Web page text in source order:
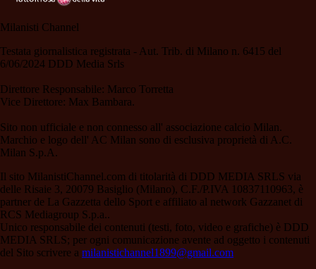
Milanisti Channel
Testata giornalistica registrata - Aut. Trib. di Milano n. 6415 del
6/06/2024 DDD Media Srls
Direttore Responsabile: Marco Torretta
Vice Direttore: Max Bambara.
Sito non ufficiale e non connesso all' associazione calcio Milan.
Marchio e logo dell' AC Milan sono di esclusiva proprietà di A.C.
Milan S.p.A.
Il sito MilanistiChannel.com di titolarità di DDD MEDIA SRLS via
delle Risaie 3, 20079 Basiglio (Milano), C.F./P.IVA 10837110963, è
partner de La Gazzetta dello Sport e affiliato al network Gazzanet di
RCS Mediagroup S.p.a..
Unico responsabile dei contenuti (testi, foto, video e grafiche) è DDD
MEDIA SRLS; per ogni comunicazione avente ad oggetto i contenuti
del Sito scrivere a milanistichannel1899@gmail.com